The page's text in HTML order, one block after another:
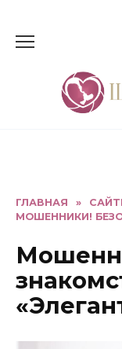
ГЛАВНАЯ »
МОШЕННИКИ!